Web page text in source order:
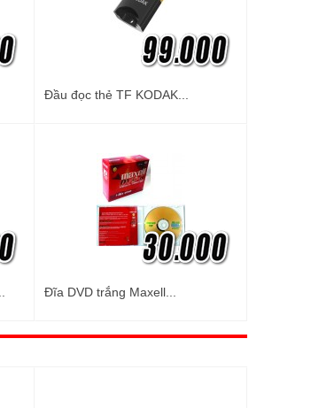
Đầu đọc thẻ TF KODAK...
Đĩa DVD trắng Maxell...